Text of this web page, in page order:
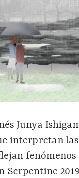
Junya
interpretan
Serpentine